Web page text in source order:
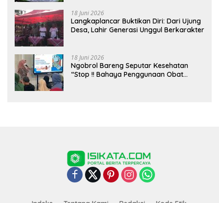
18 Juni 2026
Langkaplancar Buktikan Diri: Dari Ujung
Desa, Lahir Generasi Unggul Berkarakter
18 Juni 2026
Ngobrol Bareng Seputar Kesehatan
“Stop !! Bahaya Penggunaan Obat